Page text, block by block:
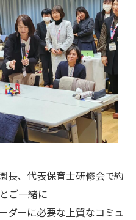
、代表保育士研修会で約
ご一緒に
ダーに必要な上質なコミュ